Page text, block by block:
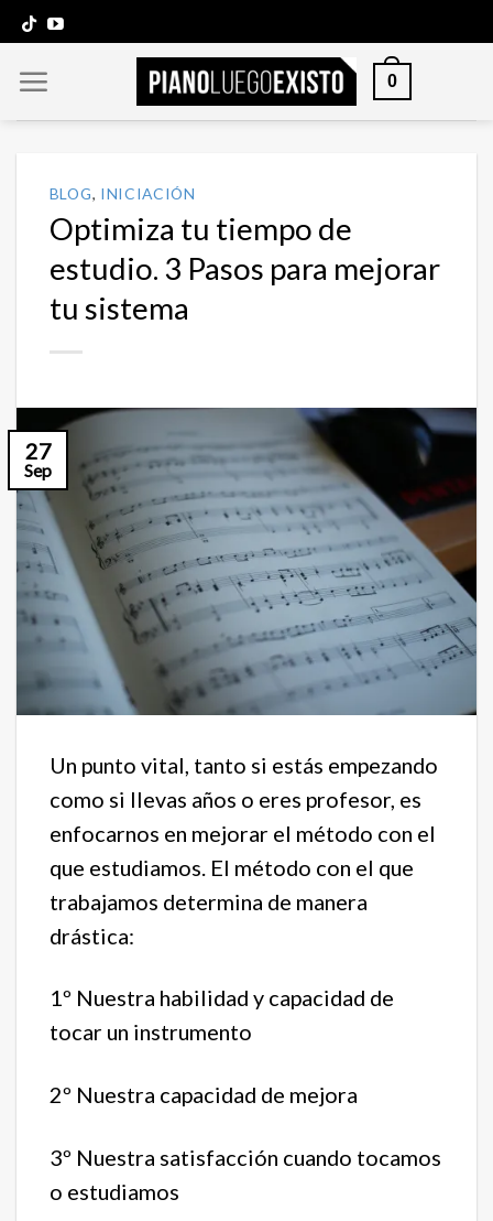
Saltar
al
contenido
0
BLOG, INICIACIÓN
Optimiza tu tiempo de
estudio. 3 Pasos para mejorar
tu sistema
27
Sep
Un punto vital, tanto si estás empezando
como si llevas años o eres profesor, es
enfocarnos en mejorar el método con el
que estudiamos. El método con el que
trabajamos determina de manera
drástica:
1º Nuestra habilidad y capacidad de
tocar un instrumento
2º Nuestra capacidad de mejora
3º Nuestra satisfacción cuando tocamos
o estudiamos